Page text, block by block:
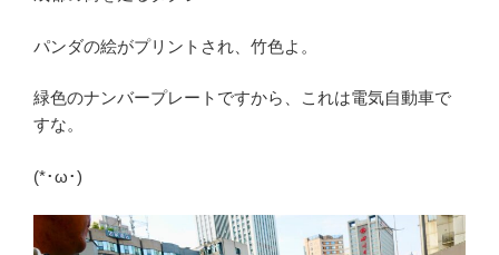
パンダの絵がプリントされ、竹色よ。
緑色のナンバープレートですから、これは電気自動車で
すな。
(*･ω･)